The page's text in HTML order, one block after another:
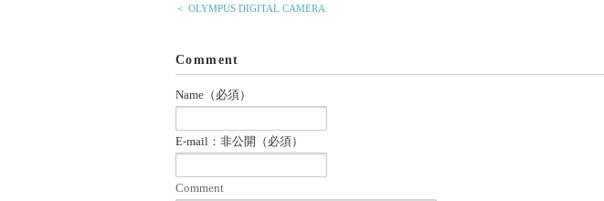
＜ OLYMPUS DIGITAL CAMERA
Comment
Name（必須）
E-mail：非公開（必須）
Comment